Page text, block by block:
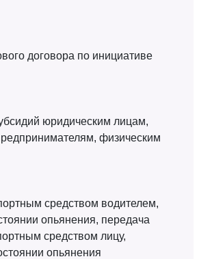
договора по инициативе
юридическим лицам,
физическим
средством водителем,
опьянения, передача
средством лицу,
опьянения